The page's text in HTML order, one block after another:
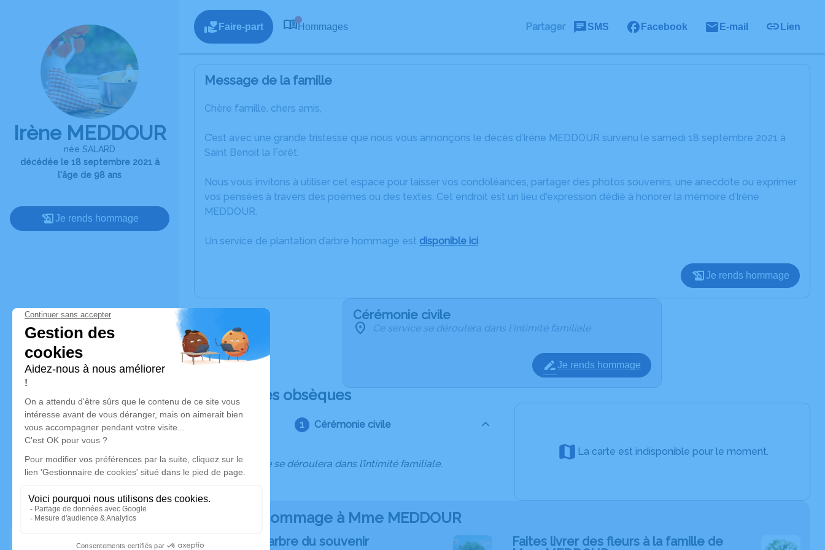
Irène MEDDOUR
née SALARD
décédée le 18 septembre 2021 à
l'âge de 98 ans
Je rends hommage
Faire-part Hommages Partager SMS Facebook E-mail Lien
Message de la famille
Chère famille, chers amis,
C’est avec une grande tristesse que nous vous annonçons le décès d’Irène MEDDOUR survenu le samedi 18 septembre 2021 à
Saint Benoit la Forêt.
Nous vous invitons à utiliser cet espace pour laisser vos condoléances, partager des photos souvenirs, une anecdote ou exprimer
vos pensées à travers des poèmes ou des textes. Cet endroit est un lieu d'expression dédié à honorer la mémoire d’Irène
MEDDOUR.
Un service de plantation d’arbre hommage est disponible ici.
Je rends hommage
Cérémonie civile
Ce service se déroulera dans l'intimité familiale
Je rends hommage
Déroulé des obsèques
Cérémonie civile
Ce service se déroulera dans l’intimité familiale.
La carte est indisponible pour le moment.
Rendez hommage à Mme MEDDOUR
Plantez un arbre du souvenir
Faites livrer des fleurs à la famille de